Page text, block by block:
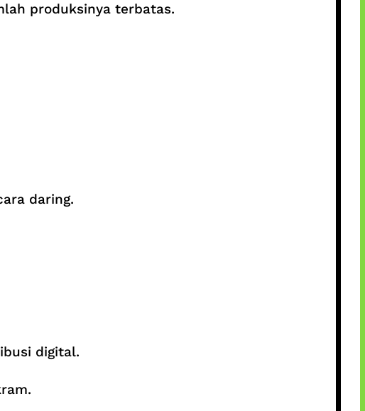
produksinya terbatas.
daring.
digital.